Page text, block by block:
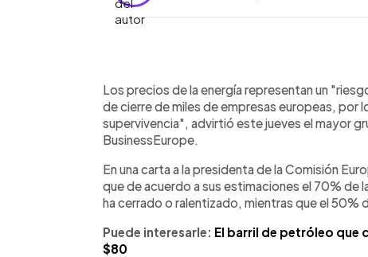
► Escuchar artículo
Los precios de la energía representan un
de cierre de miles de empresas europeas, por
supervivencia", advirtió este jueves el mayor
BusinessEurope.
En una carta a la presidenta de la Comisión
que de acuerdo a sus estimaciones el 70%
ha cerrado o ralentizado, mientras que el 50%
Puede interesarle: El barril de petróleo que
$80